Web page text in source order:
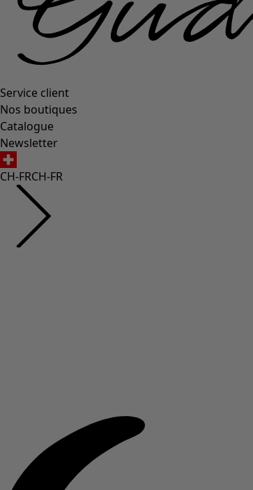
Service client
Nos boutiques
Catalogue
Newsletter
CH-FRCH-FR